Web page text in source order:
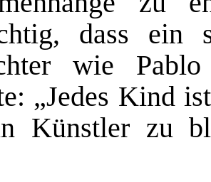
dass ein
wie
„Jedes Kind
Künstler zu